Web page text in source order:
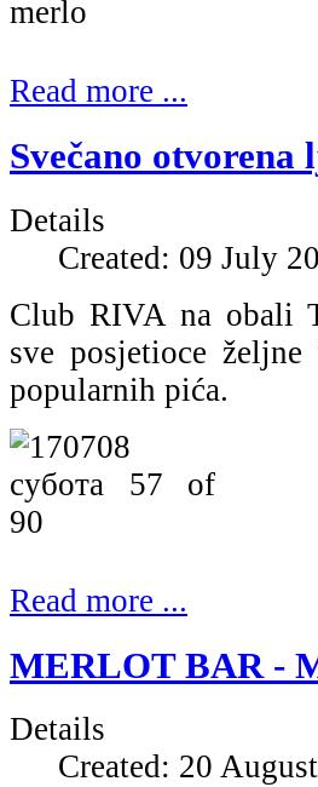
Read more ...
Svečano
Details
Created: 09 July
Club RIVA na obali
sve posjetioce
popularnih pića.
Read more ...
MERLOT BAR -
Details
Created: 20